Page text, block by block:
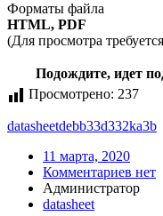
Форматы файла
HTML, PDF
(Для просмотра
Подождите, идет
Просмотрено: 237
datasheetdebb33d332ka3b
11 марта, 2020
Комментариев нет
Администратор
datasheet